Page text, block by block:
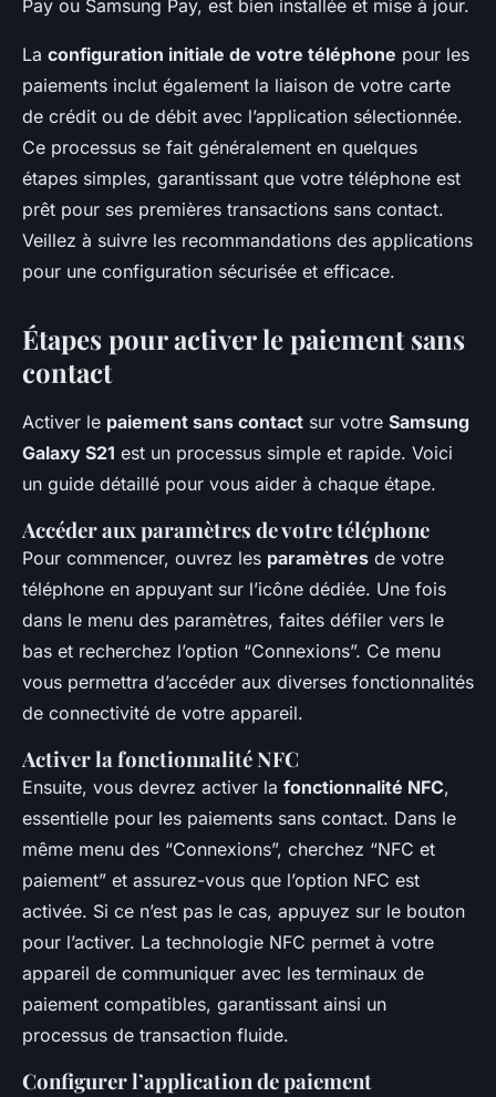
Pay ou Samsung Pay, est bien installée et mise à jour.
La configuration initiale de votre téléphone pour les
paiements inclut également la liaison de votre carte
de crédit ou de débit avec l’application sélectionnée.
Ce processus se fait généralement en quelques
étapes simples, garantissant que votre téléphone est
prêt pour ses premières transactions sans contact.
Veillez à suivre les recommandations des applications
pour une configuration sécurisée et efficace.
Étapes pour activer le paiement sans
contact
Activer le paiement sans contact sur votre Samsung
Galaxy S21 est un processus simple et rapide. Voici
un guide détaillé pour vous aider à chaque étape.
Accéder aux paramètres de votre téléphone
Pour commencer, ouvrez les paramètres de votre
téléphone en appuyant sur l’icône dédiée. Une fois
dans le menu des paramètres, faites défiler vers le
bas et recherchez l’option “Connexions”. Ce menu
vous permettra d’accéder aux diverses fonctionnalités
de connectivité de votre appareil.
Activer la fonctionnalité NFC
Ensuite, vous devrez activer la fonctionnalité NFC,
essentielle pour les paiements sans contact. Dans le
même menu des “Connexions”, cherchez “NFC et
paiement” et assurez-vous que l’option NFC est
activée. Si ce n’est pas le cas, appuyez sur le bouton
pour l’activer. La technologie NFC permet à votre
appareil de communiquer avec les terminaux de
paiement compatibles, garantissant ainsi un
processus de transaction fluide.
Configurer l’application de paiement